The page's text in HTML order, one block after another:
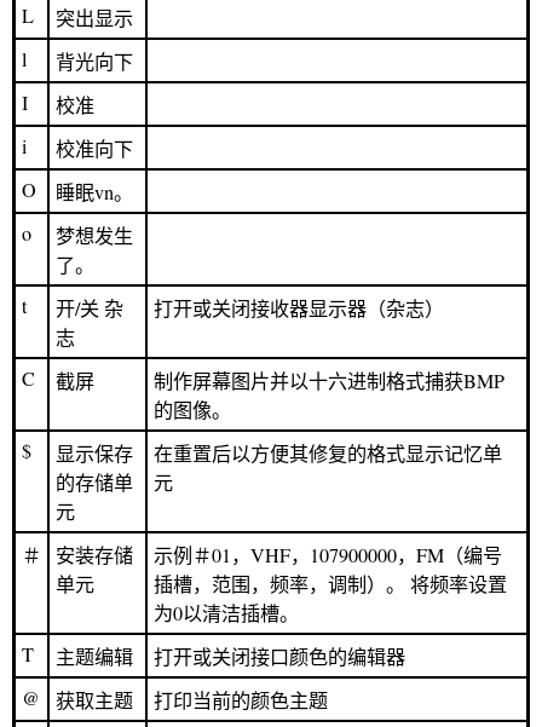
L
突出显示
l
背光向下
I
校准
i
校准向下
O
睡眠vn。
o
梦想发生
了。
t
开/关 杂
志
打开或关闭接收器显示器（杂志）
C 截屏
制作屏幕图片并以十六进制格式捕获BMP
的图像。
$
显示保存
的存储单
元
在重置后以方便其修复的格式显示记忆单
元
＃
安装存储
单元
示例＃01，VHF，107900000，FM（编号
插槽，范围，频率，调制）。 将频率设置
为0以清洁插槽。
T
主题编辑
打开或关闭接口颜色的编辑器
@
获取主题
打印当前的颜色主题